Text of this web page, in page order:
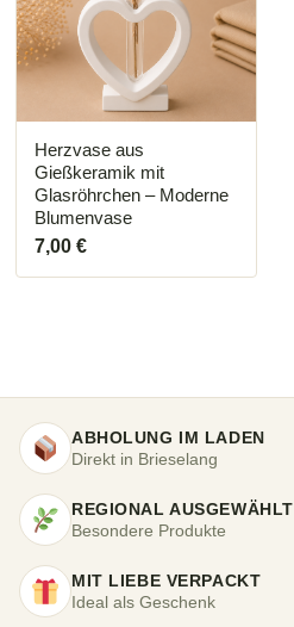
Herzvase aus
Gießkeramik mit
Glasröhrchen – Moderne
Blumenvase
7,00 €
ABHOLUNG IM LADEN
Direkt in Brieselang
REGIONAL AUSGEWÄHLT
Besondere Produkte
MIT LIEBE VERPACKT
Ideal als Geschenk